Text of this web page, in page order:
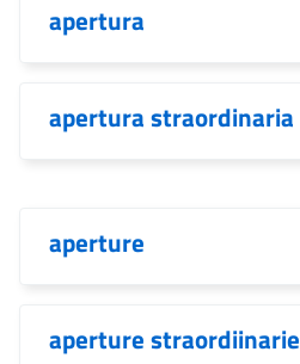
apertura
apertura straordinaria
aperture
aperture straordiinarie